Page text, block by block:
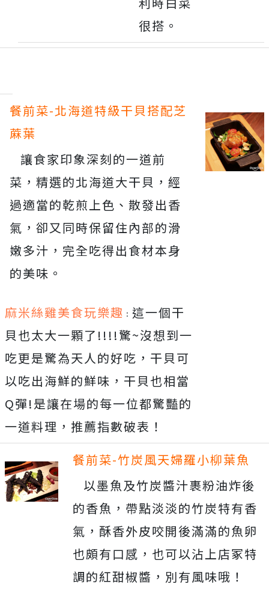
很搭。
餐前菜-北海道特級干貝搭配芝
蔴葉
讓食家印象深刻的一道前
菜，精選的北海道大干貝，經
過適當的乾煎上色、散發出香
氣，卻又同時保留住內部的滑
嫩多汁，完全吃得出食材本身
的美味。
麻米絲雞美食玩樂趣 ： 這一個干
貝也太大一顆了!!!!驚~沒想到一
吃更是驚為天人的好吃，干貝可
以吃出海鮮的鮮味，干貝也相當
Q彈!是讓在場的每一位都驚豔的
一道料理，推薦指數破表！
餐前菜-竹炭風天婦羅小柳葉魚
以墨魚及竹炭醬汁裹粉油炸後
的香魚，帶點淡淡的竹炭特有香
氣，酥香外皮咬開後滿滿的魚卵
也頗有口感，也可以沾上店冢特
調的紅甜椒醬，別有風味哦！